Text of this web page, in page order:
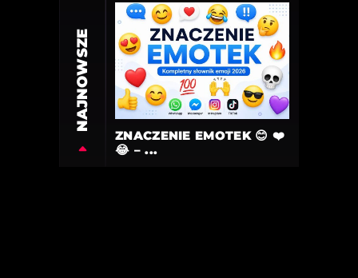
NAJNOWSZE
ZNACZENIE EMOTEK 😊 ❤️
😂 – ...